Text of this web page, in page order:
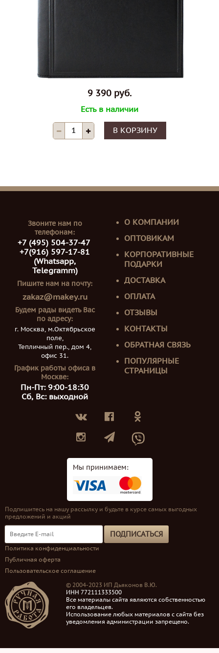
9 390 руб.
Есть в наличии
В КОРЗИНУ
Звоните нам по
телефонам:
+7 (495) 504-37-47
+7(916) 597-17-81
(Whatsapp,
Telegramm)
Пишите нам на почту:
zakaz@makey.ru
Будем рады видеть Вас
по адресу:
г. Москва, м.Октябрьское
поле,
Тепличный пер., дом 4,
офис 31.
График работы офиса в
Москве:
Пн-Пт: 9:00-18:30
Сб, Вс: выходной
О КОМПАНИИ
ОПТОВИКАМ
КОРПОРАТИВНЫЕ
ПОДАРКИ
ДОСТАВКА
ОПЛАТА
ОТЗЫВЫ
КОНТАКТЫ
ОБРАТНАЯ СВЯЗЬ
ПОПУЛЯРНЫЕ
СТРАНИЦЫ
Мы принимаем:
Подпишитесь на нашу рассылку и будьте в курсе самых выгодных
предложений и акций
ПОДПИСАТЬСЯ
Политика конфиденциальности
Публичная оферта
Пользовательское соглашение
© 2004-2023 ИП Дьяконов В.Ю.
ИНН 772111333500
Все материалы сайта являются собственностью
его владельцев.
Использование любых материалов с сайта без
уведомления администрации запрещено.